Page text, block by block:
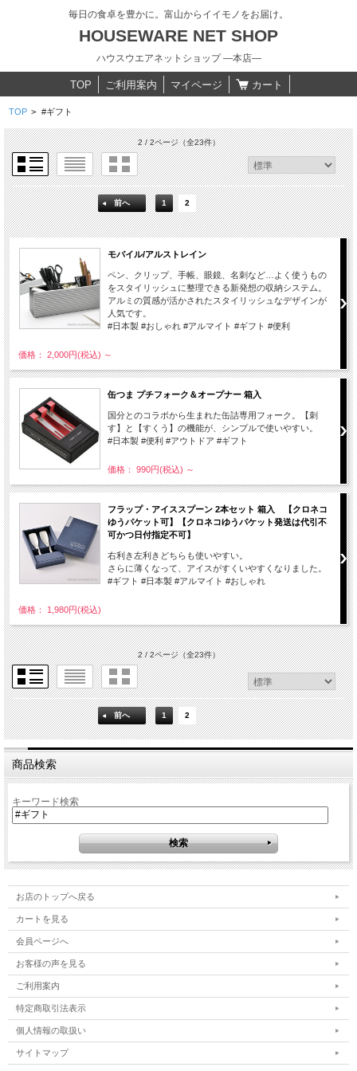
毎日の食卓を豊かに。富山からイイモノをお届け。
HOUSEWARE NET SHOP
ハウスウエアネットショップ ―本店―
TOP ご利用案内 マイページ カート
TOP > #ギフト
2 / 2ページ（全23件）
前へ 1 2
モバイル/アルストレイン
ペン、クリップ、手帳、眼鏡、名刺など…よく使うもの
をスタイリッシュに整理できる新発想の収納システム。
アルミの質感が活かされたスタイリッシュなデザインが
人気です。
#日本製 #おしゃれ #アルマイト #ギフト #便利
価格： 2,000円(税込) ～
缶つま プチフォーク＆オープナー 箱入
国分とのコラボから生まれた缶詰専用フォーク。【刺
す】と【すくう】の機能が、シンプルで使いやすい。
#日本製 #便利 #アウトドア #ギフト
価格： 990円(税込) ～
フラップ・アイススプーン 2本セット 箱入 【クロネコ
ゆうパケット可】【クロネコゆうパケット発送は代引不
可かつ日付指定不可】
右利き左利きどちらも使いやすい。
さらに薄くなって、アイスがすくいやすくなりました。
#ギフト #日本製 #アルマイト #おしゃれ
価格： 1,980円(税込)
2 / 2ページ（全23件）
前へ 1 2
商品検索
キーワード検索
お店のトップへ戻る
カートを見る
会員ページへ
お客様の声を見る
ご利用案内
特定商取引法表示
個人情報の取扱い
サイトマップ